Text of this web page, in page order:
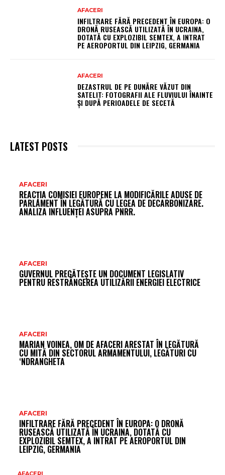
AFACERI
INFILTRARE FĂRĂ PRECEDENT ÎN EUROPA: O
DRONĂ RUSEASCĂ UTILIZATĂ ÎN UCRAINA,
DOTATĂ CU EXPLOZIBIL SEMTEX, A INTRAT
PE AEROPORTUL DIN LEIPZIG, GERMANIA
AFACERI
DEZASTRUL DE PE DUNĂRE VĂZUT DIN
SATELIT: FOTOGRAFII ALE FLUVIULUI ÎNAINTE
ȘI DUPĂ PERIOADELE DE SECETĂ
LATEST POSTS
AFACERI
REACȚIA COMISIEI EUROPENE LA MODIFICĂRILE ADUSE DE
PARLAMENT ÎN LEGĂTURĂ CU LEGEA DE DECARBONIZARE.
ANALIZA INFLUENȚEI ASUPRA PNRR.
AFACERI
GUVERNUL PREGĂTEȘTE UN DOCUMENT LEGISLATIV
PENTRU RESTRÂNGEREA UTILIZĂRII ENERGIEI ELECTRICE
AFACERI
MARIAN VOINEA, OM DE AFACERI ARESTAT ÎN LEGĂTURĂ
CU MITĂ DIN SECTORUL ARMAMENTULUI, LEGĂTURI CU
‘NDRANGHETA
AFACERI
INFILTRARE FĂRĂ PRECEDENT ÎN EUROPA: O DRONĂ
RUSEASCĂ UTILIZATĂ ÎN UCRAINA, DOTATĂ CU
EXPLOZIBIL SEMTEX, A INTRAT PE AEROPORTUL DIN
LEIPZIG, GERMANIA
AFACERI